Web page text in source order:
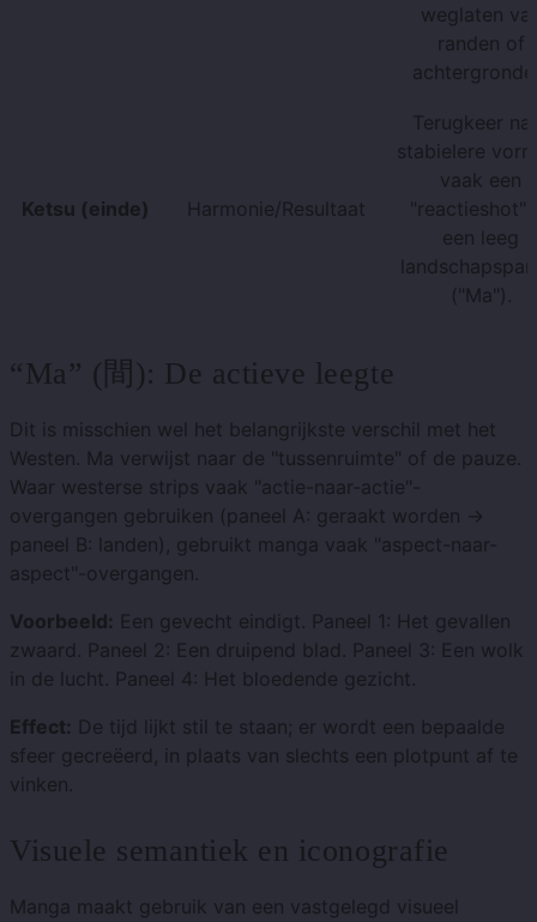
weglaten
randen of
Ketsu (einde) Harmonie/Resultaat
Terugkeer
stabielere
vaak een
"reactieshot"
een leeg
("Ma").
“Ma” (間): De actieve leegte
Dit is misschien wel het belangrijkste verschil met het
Westen. Ma verwijst naar de "tussenruimte" of de pauze.
Waar westerse strips vaak "actie-naar-actie"-
overgangen gebruiken (paneel A: geraakt worden ->
paneel B: landen), gebruikt manga vaak "aspect-naar-
aspect"-overgangen.
Voorbeeld: Een gevecht eindigt. Paneel 1: Het gevallen
zwaard. Paneel 2: Een druipend blad. Paneel 3: Een wolk
in de lucht. Paneel 4: Het bloedende gezicht.
Effect: De tijd lijkt stil te staan; er wordt een bepaalde
sfeer gecreëerd, in plaats van slechts een plotpunt af te
vinken.
Visuele semantiek en iconografie
Manga maakt gebruik van een vastgelegd visueel